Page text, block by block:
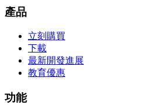
產品
立刻購買
下載
最新開發進展
教育優惠
功能